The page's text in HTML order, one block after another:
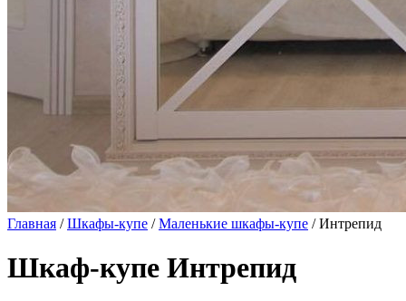
Главная /Шкафы-купе /Маленькие шкафы-купе / Интрепид
Шкаф-купе Интрепид